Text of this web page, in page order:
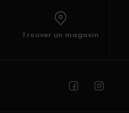
Trouver un magasin